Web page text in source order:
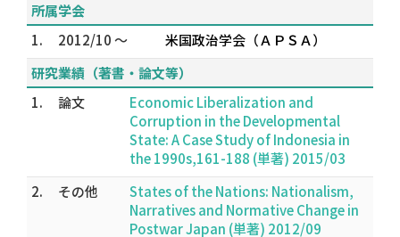
所属学会
1.
2012/10 ～
米国政治学会（ＡＰＳＡ）
研究業績（著書・論文等）
1.
論文
Economic Liberalization and
Corruption in the Developmental
State: A Case Study of Indonesia in
the 1990s,161-188 (単著) 2015/03
2.
その他
States of the Nations: Nationalism,
Narratives and Normative Change in
Postwar Japan (単著) 2012/09